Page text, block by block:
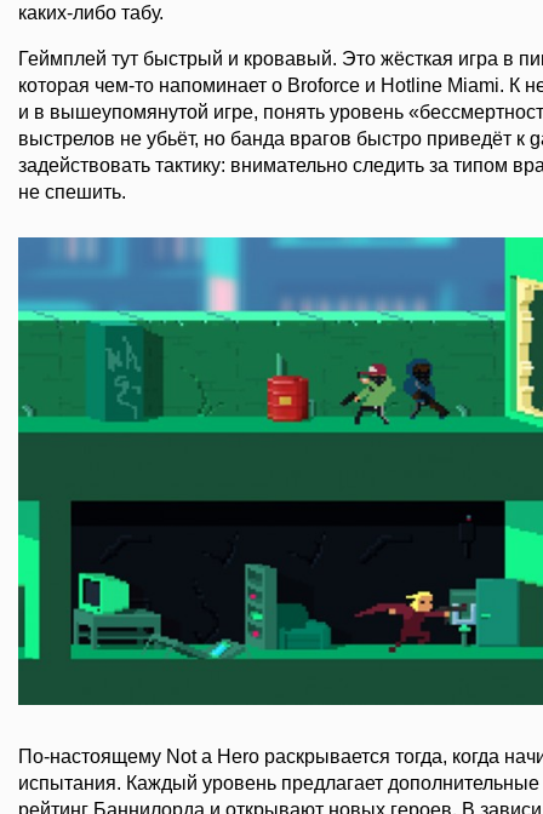
каких-либо табу.
Геймплей тут быстрый и кровавый. Это жёсткая игра в
которая чем-то напоминает о Broforce и Hotline Miami. К
и в вышеупомянутой игре, понять уровень
выстрелов не убьёт, но банда врагов быстро приведёт к
задействовать тактику: внимательно следить за типом
не спешить.
По-настоящему Not a Hero раскрывается тогда, когда
испытания. Каждый уровень предлагает
рейтинг Баннилорда и открывают новых героев. В